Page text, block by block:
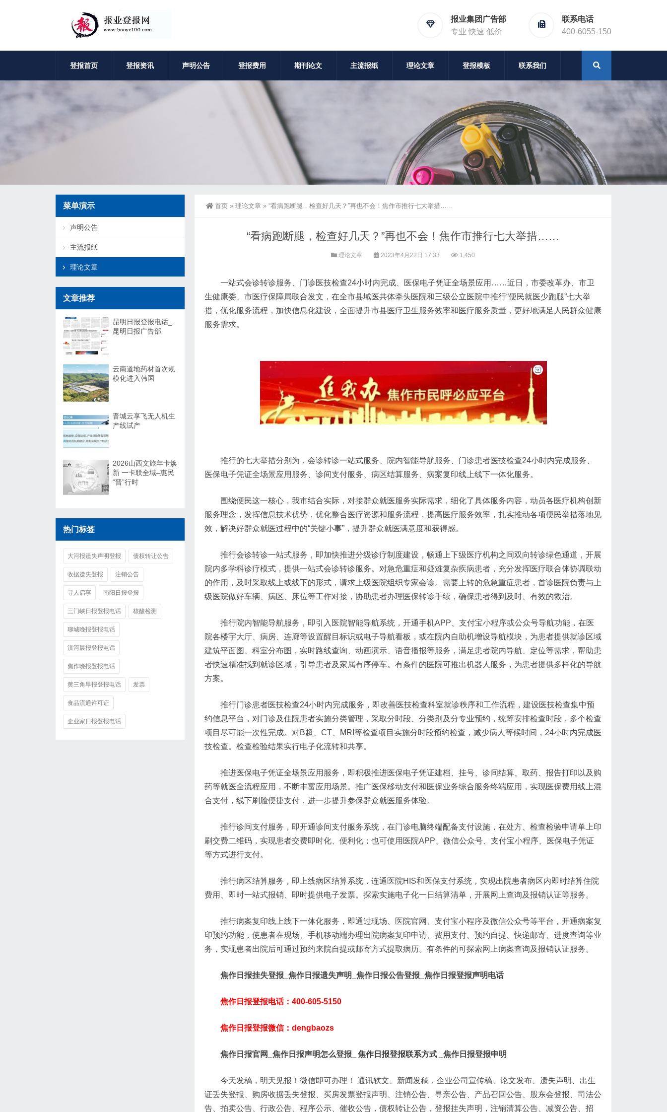
报业集团广告部
专业 快速 低价
联系电话
400-6055-150
登报首页 登报资讯 声明公告 登报费用 期刊论文 主流报纸 理论文章 登报模板 联系我们
首页 » 理论文章 » “看病跑断腿，检查好几天？”再也不会！焦作市推行七大举措……
“看病跑断腿，检查好几天？”再也不会！焦作市推行七大举措……
理论文章 2023年4月22日 17:33 1,450
一站式会诊转诊服务、门诊医技检查24小时内完成、医保电子凭证全场景应用……近日，市委改革办、市卫
生健康委、市医疗保障局联合发文，在全市县域医共体牵头医院和三级公立医院中推行“便民就医少跑腿”七大举
措，优化服务流程，加快信息化建设，全面提升市县医疗卫生服务效率和医疗服务质量，更好地满足人民群众健康
服务需求。
推行的七大举措分别为，会诊转诊一站式服务、院内智能导航服务、门诊患者医技检查24小时内完成服务、
医保电子凭证全场景应用服务、诊间支付服务、病区结算服务、病案复印线上线下一体化服务。
围绕便民这一核心，我市结合实际，对接群众就医服务实际需求，细化了具体服务内容，动员各医疗机构创新
服务理念，发挥信息技术优势，优化整合医疗资源和服务流程，提高医疗服务效率，扎实推动各项便民举措落地见
效，解决好群众就医过程中的“关键小事”，提升群众就医满意度和获得感。
推行会诊转诊一站式服务，即加快推进分级诊疗制度建设，畅通上下级医疗机构之间双向转诊绿色通道，开展
院内多学科诊疗模式，提供一站式会诊转诊服务。对急危重症和疑难复杂疾病患者，充分发挥医疗联合体协调联动
的作用，及时采取线上或线下的形式，请求上级医院组织专家会诊。需要上转的危急重症患者，首诊医院负责与上
级医院做好车辆、病区、床位等工作对接，协助患者办理医保转诊手续，确保患者得到及时、有效的救治。
推行院内智能导航服务，即引入医院智能导航系统，开通手机APP、支付宝小程序或公众号导航功能，在医
院各楼宇大厅、病房、连廊等设置醒目标识或电子导航看板，或在院内自助机增设导航模块，为患者提供就诊区域
建筑平面图、科室分布图，实时路线查询、动画演示、语音播报等服务，满足患者院内导航、定位等需求，帮助患
者快速精准找到就诊区域，引导患者及家属有序停车。有条件的医院可推出机器人服务，为患者提供多样化的导航
方案。
推行门诊患者医技检查24小时内完成服务，即改善医技检查科室就诊秩序和工作流程，建设医技检查集中预
约信息平台，对门诊及住院患者实施分类管理，采取分时段、分类别及分专业预约，统筹安排检查时段，多个检查
项目尽可能一次性完成。对B超、CT、MRI等检查项目实施分时段预约检查，减少病人等候时间，24小时内完成医
技检查。检查检验结果实行电子化流转和共享。
推进医保电子凭证全场景应用服务，即积极推进医保电子凭证建档、挂号、诊间结算、取药、报告打印以及购
药等就医全流程应用，不断丰富应用场景。推广医保移动支付和医保业务综合服务终端应用，实现医保费用线上混
合支付，线下刷脸便捷支付，进一步提升参保群众就医服务体验。
推行诊间支付服务，即开通诊间支付服务系统，在门诊电脑终端配备支付设施，在处方、检查检验申请单上印
刷交费二维码，实现患者交费即时化、便利化；也可使用医院APP、微信公众号、支付宝小程序、医保电子凭证
等方式进行支付。
推行病区结算服务，即上线病区结算系统，连通医院HIS和医保支付系统，实现出院患者病区内即时结算住院
费用、即时一站式报销、即时提供电子发票。探索实施电子化一日结算清单，开展网上查询及报销认证等服务。
推行病案复印线上线下一体化服务，即通过现场、医院官网、支付宝小程序及微信公众号等平台，开通病案复
印预约功能，使患者在现场、手机移动端办理出院病案复印申请、费用支付、预约自提、快递邮寄、进度查询等业
务，实现患者出院后可通过预约来院自提或邮寄方式提取病历。有条件的可探索网上病案查询及报销认证服务。
焦作日报挂失登报_焦作日报遗失声明_焦作日报公告登报_焦作日报登报声明电话
焦作日报登报电话：400-605-5150
焦作日报登报微信：dengbaozs
焦作日报官网_焦作日报声明怎么登报_ 焦作日报登报联系方式 _焦作日报登报申明
今天发稿，明天见报！微信即可办理！ 通讯软文、新闻发稿，企业公司宣传稿、论文发布、遗失声明、出生
证丢失登报、购房收据丢失登报、买房发票登报声明、注销公告、寻亲公告、产品召回公告、股东会登报、司法公
告、拍卖公告、行政公告、程序公示、催收公告，债权转让公告，登报挂失声明，注销清算公告、减资公告、招
菜单演示
声明公告
主流报纸
理论文章
文章推荐
昆明日报登报电话_
昆明日报广告部
云南道地药材首次规
模化进入韩国
晋城云享飞无人机生
产线试产
2026山西文旅年卡焕
新 一卡联全域–惠民
“晋”行时
热门标签
大河报遗失声明登报 债权转让公告
收据遗失登报 注销公告
寻人启事 南阳日报登报
三门峡日报登报电话 核酸检测
聊城晚报登报电话
淇河晨报登报电话
焦作晚报登报电话
黄三角早报登报电话 发票
食品流通许可证
企业家日报登报电话